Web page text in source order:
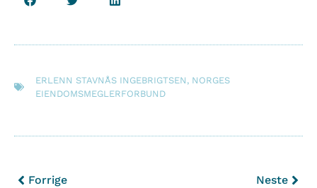
ERLENN STAVNÅS INGEBRIGTSEN , NORGES
EIENDOMSMEGLERFORBUND
Forrige Neste